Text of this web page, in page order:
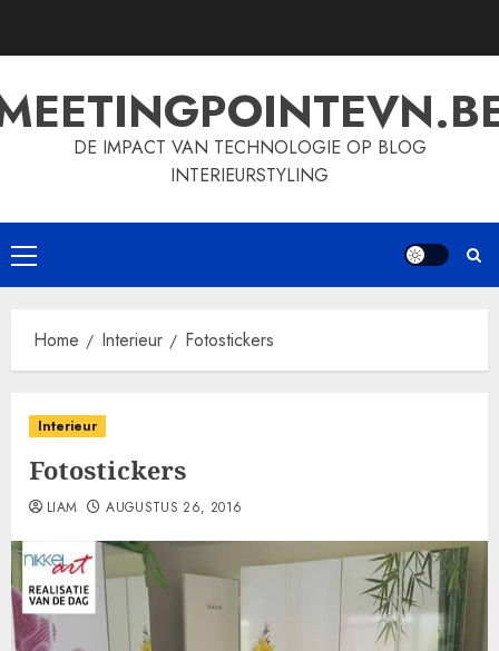
DE IMPACT VAN TECHNOLOGIE OP BLOG
INTERIEURSTYLING
Primary
Menu
Home Interieur Fotostickers
Interieur
Fotostickers
LIAM AUGUSTUS 26, 2016